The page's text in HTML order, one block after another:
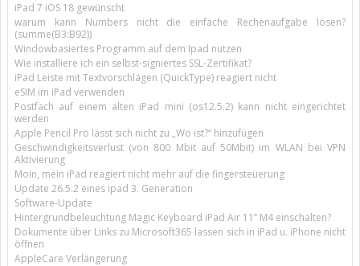
iPad 7 iOS 18 gewünscht
warum kann Numbers nicht die einfache Rechenaufgabe lösen?
(summe(B3:B92))
Windowbasiertes Programm auf dem Ipad nutzen
Wie installiere ich ein selbst-signiertes SSL-Zertifikat?
iPad Leiste mit Textvorschlägen (QuickType) reagiert nicht
eSIM im iPad verwenden
Postfach auf einem alten iPad mini (os12.5.2) kann nicht eingerichtet
werden
Apple Pencil Pro lässt sich nicht zu „Wo ist?“ hinzufügen
Geschwindigkeitsverlust (von 800 Mbit auf 50Mbit) im WLAN bei VPN
Aktivierung
Moin, mein iPad reagiert nicht mehr auf die fingersteuerung
Update 26.5.2 eines ipad 3. Generation
Software-Update
Hintergrundbeleuchtung Magic Keyboard iPad Air 11’’ M4 einschalten?
Dokumente über Links zu Microsoft365 lassen sich in iPad u. iPhone nicht
öffnen
AppleCare Verlängerung